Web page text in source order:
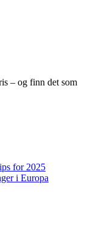
– og finn det som
for 2025
i Europa